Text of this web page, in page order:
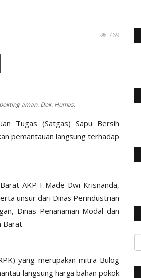
769
aman. Dok. Humas.
Tugas (Satgas) Sapu Bersih
pemantauan langsung terhadap
AKP I Made Dwi Krisnanda,
unsur dari Dinas Perindustrian
Dinas Penanaman Modal dan
Barat.
yang merupakan mitra Bulog
langsung harga bahan pokok